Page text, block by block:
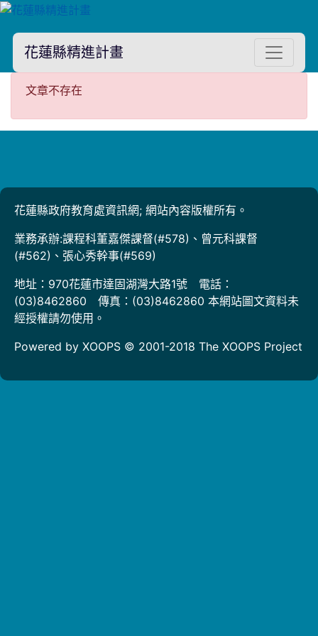
花蓮縣精進計畫
文章不存在
文章不存在
花蓮縣政府教育處資訊網; 網站內容版權所有。
業務承辦:課程科董嘉傑課督(#578)、曾元科課督
(#562)、張心秀幹事(#569)
地址：970花蓮市達固湖灣大路1號 電話：
(03)8462860 傳真：(03)8462860 本網站圖文資料未
經授權請勿使用。
Powered by XOOPS © 2001-2018 The XOOPS Project